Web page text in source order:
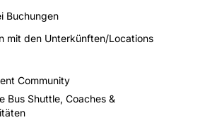
Buchungen
mit den Unterkünften/Locations
Community
Bus Shuttle, Coaches &